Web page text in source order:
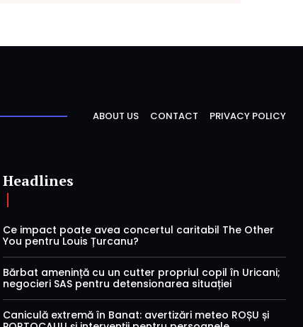
ABOUT US CONTACT PRIVACY POLICY
Headlines
Ce impact poate avea concertul caritabil The Other
You pentru Louis Țurcanu?
Bărbat amenință cu un cutter propriul copil în Uricani;
negocieri SAS pentru detensionarea situației
Caniculă extremă în Banat: avertizări meteo ROȘU și